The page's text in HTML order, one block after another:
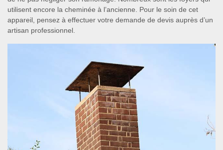
utilisent encore la cheminée à l’ancienne. Pour le soin de cet
appareil, pensez à effectuer votre demande de devis auprès d’un
artisan professionnel.